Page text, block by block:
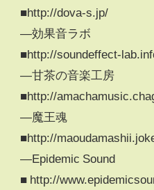
■http://dova-s.jp/
―効果音ラボ
■http://soundeffect-
―甘茶の音楽工房
■http://
―魔王魂
■http://
―Epidemic Sound
■ http://